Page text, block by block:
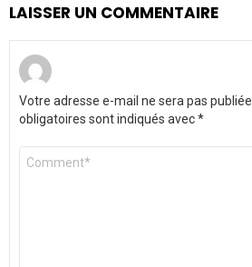
LAISSER UN COMMENTAIRE
Votre adresse e-mail ne sera pas publiée.
obligatoires sont indiqués avec*
Commentaire